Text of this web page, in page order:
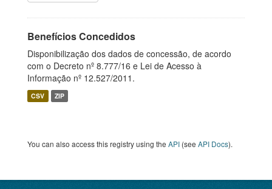
Benefícios Concedidos
Disponibilização dos dados de concessão, de acordo
com o Decreto nº 8.777/16 e Lei de Acesso à
Informação nº 12.527/2011.
CSV ZIP
You can also access this registry using the API (see API Docs).